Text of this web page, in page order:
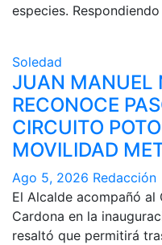
especies.
Soledad
JUAN MANUEL
RECONOCE
CIRCUITO
MOVILIDAD
Ago 5, 2026 Redacción
El Alcalde acompañó al
Cardona en la
resaltó que permitirá